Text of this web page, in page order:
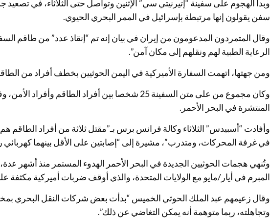
وبدأ الهجوم على سفينة “إتيرنيتي سي” الإثنين وتواصل حتى الثلاثاء، في تصعيد
سفن يقولون إنها مرتبطة بإسرائيل في الممر البحري الحيوي.
وقال المتمردون المدعومون من إيران في بيان إنه تم “إنقاذ عدد” من طاقم
الرعاية الطبية لهم ونقلهم إلى مكان آمن”.
ومن جهتها، اتهمت السفارة الأميركية في اليمن الحوثيين بخطف أفراد من
وكان مجموع من على متن السفينة 25 شخصا بين أفراد الطاقم
المنتشرة في البحر الأحمر.
وأفادت “أسبيدس” الثلاثاء وكالة فرانس برس بـ”مقتل ثلاثة من أفراد الطاقم هم
في غرفة المحركات، ومتدرب”، مشيرة إلى “إصابتين على الأقل بينهما
وتُنهي هجمات الحوثيين الجديدة في البحر الأحمر الهدوء المستمر منذ أشهر
المبرم في أيار/مايو مع الولايات المتحدة، والذي أوقف ضربات أميركية مكثفة
وقال زعيمهم عبد الملك الحوثي الخميس “بدأت بعض شركات النقل البحري
وتجاهلته، ربما متوهمة أنه يمكن التغاضي عن ذلك”.